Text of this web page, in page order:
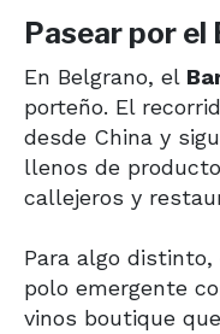
Pasear por el
En Belgrano, el
porteño. El
desde China y
llenos de
callejeros y
Para algo distinto,
polo emergente
vinos boutique